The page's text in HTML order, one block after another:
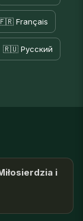
Français
🇷🇺 Русский
i